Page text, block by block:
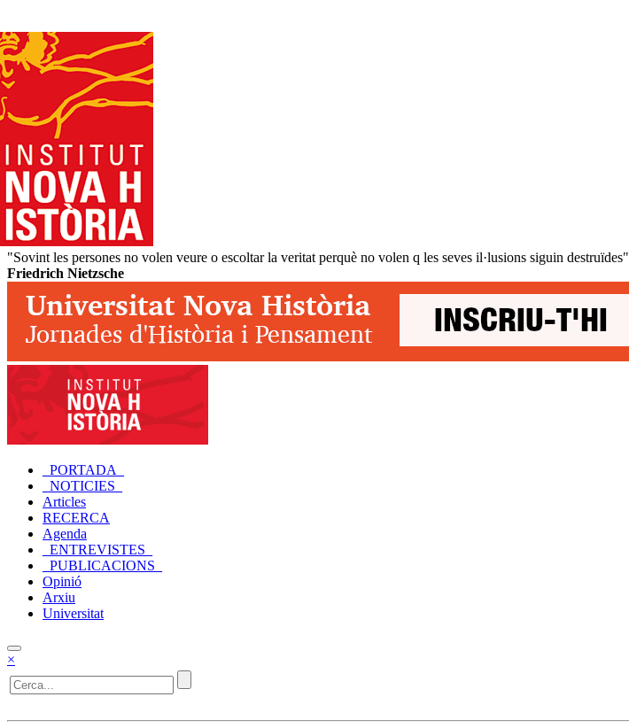
"Sovint les persones no volen veure o escoltar la veritat perquè no volen q les seves il·lusions siguin destruïdes"
Friedrich Nietzsche
_PORTADA_
_NOTICIES_
Articles
RECERCA
Agenda
_ENTREVISTES_
_PUBLICACIONS_
Opinió
Arxiu
Universitat
×